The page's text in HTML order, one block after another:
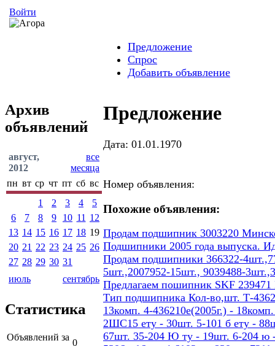
Войти
Предложение
Спрос
Добавить объявление
Архив
объявлений
август,
2012
все
месяца
пн вт ср чт пт сб вс
1
2 3 4
5
6
7 8 9 10 11 12
13 14 15 16 17 18 19
20 21 22 23 24 25 26
27 28 29 30 31
июль
сентябрь
Статистика
Объявлений за
0
Предложение
Дата: 01.01.1970
Номер объявления:
Похожие объявления:
Продам подшипник 3003220
Подшипники 2005 года выпуска.
Продам подшипники 366322-
5шт.,2007952-15шт., 9039488-
Предлагаем пошипник SKF 239471
Тип подшипника Кол-во,шт. Т-
13комп. 4-436210е(2005г.) -
2ШС15 ету - 30шт. 5-101 б ету -
67шт. 35-204 Ю ту - 19шт. 6-204 ю